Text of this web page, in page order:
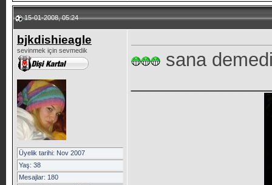
15-01-2008, 05:24
bjkdishieagle
sevinmek için sevmedik
Üyelik tarihi: Nov 2007
Yaş: 38
Mesajlar: 180
sana